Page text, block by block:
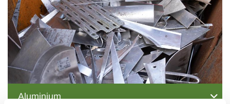
Aluminium